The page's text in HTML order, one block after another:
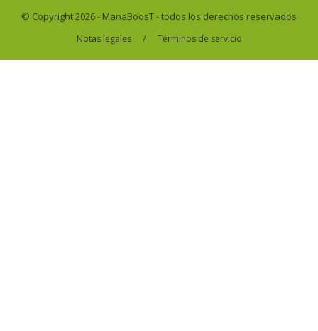
© Copyright 2026 - ManaBoosT - todos los derechos reservados
Notas legales / Términos de servicio